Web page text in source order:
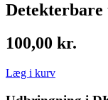
Detekterbare
100,00 kr.
Læg i kurv